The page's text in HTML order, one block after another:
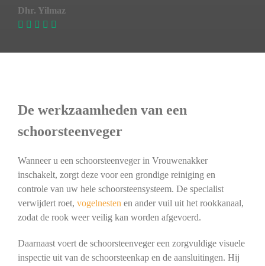
Dhr. Yilmaz
De werkzaamheden van een
schoorsteenveger
Wanneer u een schoorsteenveger in Vrouwenakker
inschakelt, zorgt deze voor een grondige reiniging en
controle van uw hele schoorsteensysteem. De specialist
verwijdert roet, vogelnesten en ander vuil uit het rookkanaal,
zodat de rook weer veilig kan worden afgevoerd.
Daarnaast voert de schoorsteenveger een zorgvuldige visuele
inspectie uit van de schoorsteenkap en de aansluitingen. Hij